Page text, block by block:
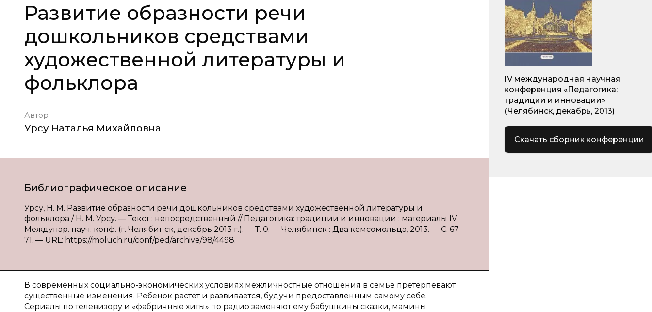
Развитие образности речи
дошкольников средствами
художественной литературы и
фольклора
Автор
Урсу Наталья Михайловна
Библиографическое описание
Урсу, Н. М. Развитие образности речи дошкольников средствами художественной литературы и
фольклора / Н. М. Урсу. — Текст : непосредственный // Педагогика: традиции и инновации : материалы IV
Междунар. науч. конф. (г. Челябинск, декабрь 2013 г.). — Т. 0. — Челябинск : Два комсомольца, 2013. — С. 67-
71. — URL: https://moluch.ru/conf/ped/archive/98/4498.
В современных социально-экономических условиях межличностные отношения в семье претерпевают
существенные изменения. Ребенок растет и развивается, будучи предоставленным самому себе.
Сериалы по телевизору и «фабричные хиты» по радио заменяют ему бабушкины сказки, мамины
IV международная научная
конференция «Педагогика:
традиции и инновации»
(Челябинск, декабрь, 2013)
Скачать сборник конференции